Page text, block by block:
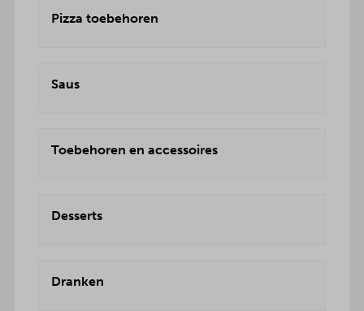
Pizza toebehoren
Saus
Toebehoren en accessoires
Desserts
Dranken